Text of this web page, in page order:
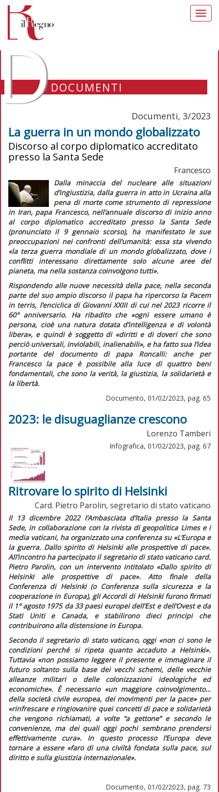
DOCUMENTI
Documenti, 3/2023
La guerra in un mondo globalizzato
Discorso al corpo diplomatico accreditato
presso la Santa Sede
Francesco
Dalla minaccia del nucleare alle situazioni
d’ingiustizia, dalla guerra in atto in Ucraina alla
pena di morte come strumento di repressione
in Iran, papa Francesco, nell’annuale discorso di inizio anno
al corpo diplomatico accreditato presso la Santa Sede
(pronunciato il 9 gennaio scorso), ha manifestato le sue
preoccupazioni nei confronti dell’umanità: essa sta vivendo
«la terza guerra mondiale di un mondo globalizzato, dove i
conflitti interessano direttamente solo alcune aree del
pianeta, ma nella sostanza coinvolgono tutti».
Rispondendo alle nuove necessità della pace, nella seconda
parte del suo ampio discorso il papa ha ripercorso la Pacem
in terris, l’enciclica di Giovanni XXIII di cui nel 2023 ricorre il
60° anniversario. Ha ribadito che «ogni essere umano è
persona, cioè una natura dotata d’intelligenza e di volontà
libera», e quindi è soggetto di «diritti e di doveri che sono
perciò universali, inviolabili, inalienabili», e ha fatto sua l’idea
portante del documento di papa Roncalli: anche per
Francesco la pace è possibile alla luce di quattro beni
fondamentali, che sono la verità, la giustizia, la solidarietà e
la libertà.
Documento, 01/02/2023, pag. 65
2023: le disuguaglianze crescono
Lorenzo Tamberi
Infografica, 01/02/2023, pag. 67
Ritrovare lo spirito di Helsinki
Card. Pietro Parolin, segretario di stato vaticano
Il 13 dicembre 2022 l’Ambasciata d’Italia presso la Santa
Sede, in collaborazione con la rivista di geopolitica Limese i
media vaticani, ha organizzato una conferenza su «L’Europa e
la guerra. Dallo spirito di Helsinki alle prospettive di pace».
All’incontro ha partecipato il segretario di stato vaticano card.
Pietro Parolin, con un intervento intitolato «Dallo spirito di
Helsinki alle prospettive di pace». Atto finale della
Conferenza di Helsinki (o Conferenza sulla sicurezza e la
cooperazione in Europa), gliAccordi di Helsinkifurono firmati
il 1° agosto 1975 da 33 paesi europei dell’Est e dell’Ovest e da
Stati Uniti e Canada, e stabilirono dieci principi che
contribuirono alla distensione in Europa.
Secondo il segretario di stato vaticano, oggi «non ci sono le
condizioni perché si ripeta quanto accaduto a Helsinki».
Tuttavia «non possiamo leggere il presente e immaginare il
futuro soltanto sulla base dei vecchi schemi, delle vecchie
alleanze militari o delle colonizzazioni ideologiche ed
economiche». È necessario «un maggiore coinvolgimento…
della società civile europea, dei movimenti per la pace» per
«rinfrescare e ringiovanire quei concetti di pace e solidarietà
che vengono richiamati, a volte “a gettone” e secondo le
convenienze, ma dei quali oggi pochi sembrano prendersi
effettivamente cura». In questo processo l’Europa deve
tornare a essere «faro di una civiltà fondata sulla pace, sul
diritto e sulla giustizia internazionale».
Documento, 01/02/2023, pag. 73